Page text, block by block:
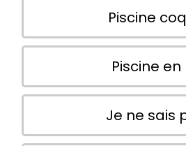
Piscine
Piscine en
Je ne sais